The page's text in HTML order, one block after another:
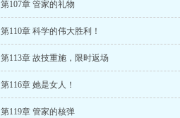
第107章 管家的礼物
第110章 科学的伟大胜利！
第113章 故技重施，限时返场
第116章 她是女人！
第119章 管家的核弹